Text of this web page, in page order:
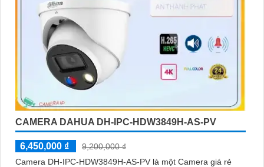
CAMERA DAHUA DH-IPC-HDW3849H-AS-PV
6,450,000 ₫
9,200,000 ₫
Camera DH-IPC-HDW3849H-AS-PV là một Camera giá rẻ